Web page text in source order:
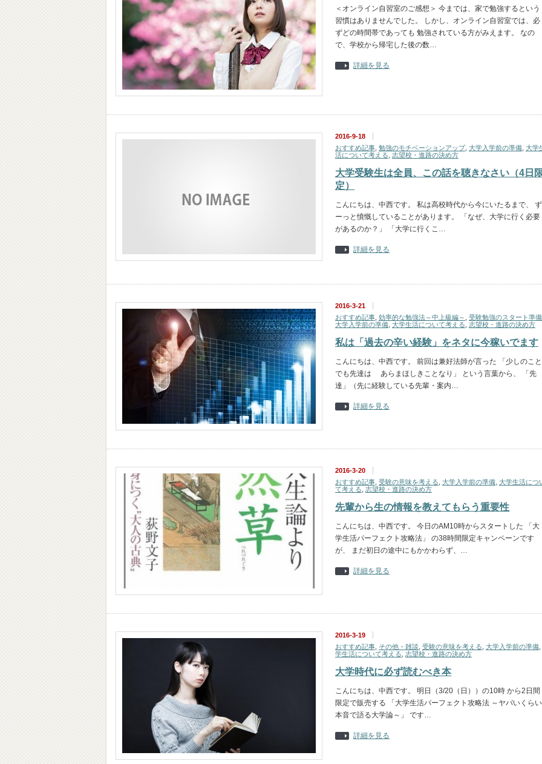
＜オンライン自習室のご感想＞ 今までは、家で勉強するという
習慣はありませんでした。 しかし、オンライン自習室では、必
ずどの時間帯であっても 勉強されている方がみえます。 なの
で、学校から帰宅した後の数…
詳細を見る
2016-9-18
おすすめ記事 勉強のモチベーションアップ, 大学入学前の準備 大学
活について考える 志望校・進路の決め方
大学受験生は全員、この話を聴きなさい（4日
定）
こんにちは、中西です。 私は高校時代から今にいたるまで、 ず
ーっと憤慨していることがあります。 「なぜ、大学に行く必要
があるのか？」 「大学に行くこ…
詳細を見る
2016-3-21
おすすめ記事 効率的な勉強法～中上級編～
受験勉強のスタート準備
大学入学前の準備 大学生活について考える 志望校・進路の決め方
私は「過去の辛い経験」をネタに今稼いでます
こんにちは、中西です。 前回は兼好法師が言った 「少しのこと
でも先達は あらまほしきことなり」 という言葉から、 「先
達」（先に経験している先輩・案内…
詳細を見る
2016-3-20
おすすめ記事 受験の意味を考える 大学入学前の準備 大学生活につ
て考える 志望校・進路の決め方
先輩から生の情報を教えてもらう重要性
こんにちは、中西です。 今日のAM10時からスタートした 「大
学生活パーフェクト攻略法」 の38時間限定キャンペーンです
が、 まだ初日の途中にもかかわらず、…
詳細を見る
2016-3-19
おすすめ記事 その他・雑談 受験の意味を考える 大学入学前の準備
学生活について考える 志望校・進路の決め方
大学時代に必ず読むべき本
こんにちは、中西です。 明日（3/20（日））の10時 から2日間
限定で販売する 「大学生活パーフェクト攻略法 ～ヤバいくらい
本音で語る大学論～」 です…
詳細を見る